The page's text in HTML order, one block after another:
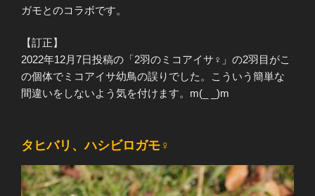
ガモとのコラボです。
【訂正】
2022年12月7日投稿の「2羽のミコアイサ♀」の2羽目がこ
の個体でミコアイサ幼鳥の誤りでした。こういう簡単な
間違いをしないよう気を付けます。m(_ _)m
タヒバリ、ハシビロガモ♀